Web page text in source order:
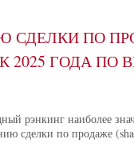
ПО
ГОДА ПО
рэнкинг наиболее
сделки по продаже